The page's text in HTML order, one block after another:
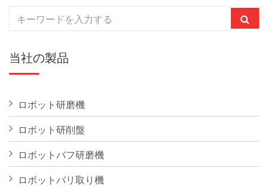
当社の製品
ロボット研磨機
ロボット研削盤
ロボットバフ研磨機
ロボットバリ取り機